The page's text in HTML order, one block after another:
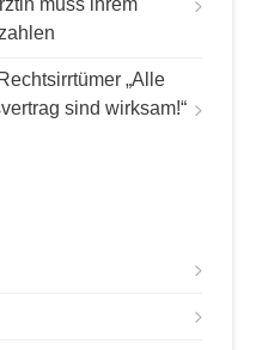
muss ihrem
„Alle
sind wirksam!“